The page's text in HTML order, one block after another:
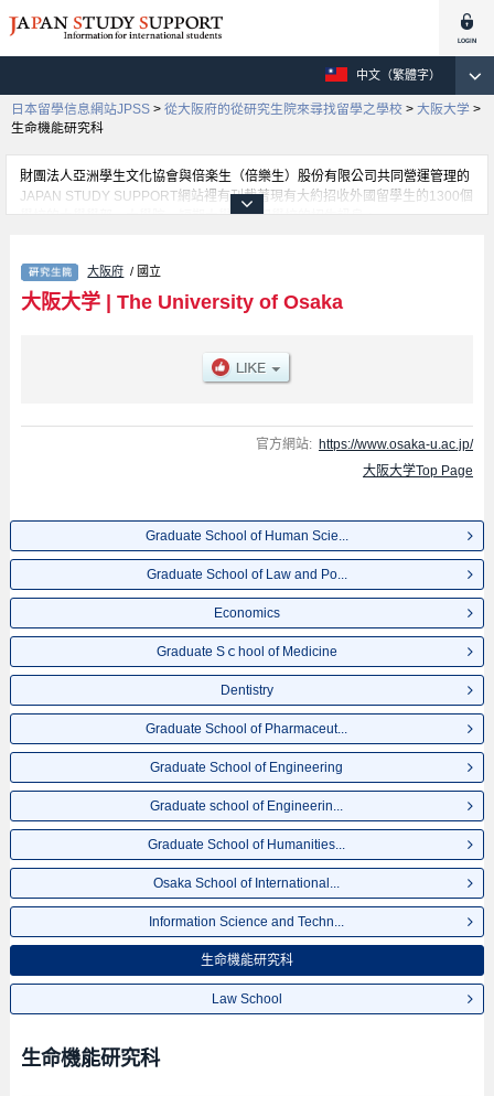
中文（繁體字）
日本留學信息網站JPSS > 從大阪府的從研究生院來尋找留學之學校 > 大阪大学 >
生命機能研究科
財團法人亞洲學生文化協會與倍楽生（倍樂生）股份有限公司共同營運管理的
JAPAN STUDY SUPPORT網站裡有刊載著現有大約招收外國留學生的1300個
學校的大學學部、大學院、短期大學、專門學校的招生訊息。
ｃhool of Medicine、Dentistry、Graduate School of Pharmaceutical
Sciences、Graduate School of Engineering、Graduate school of
Engineering Science、Graduate School of Humanities (Division of
Information Science and Technology、生命機能研究科、Law School等各別
研究科的不同訊息，以及招收名額、合格人數等考試資訊、設施介紹、聯絡方
大阪府 / 國立
大阪大学| The University of Osaka
官方網站: https://www.osaka-u.ac.jp/
大阪大学Top Page
Graduate School of Human Scie...
Graduate School of Law and Po...
Economics
Graduate Sｃhool of Medicine
Dentistry
Graduate School of Pharmaceut...
Graduate School of Engineering
Graduate school of Engineerin...
Graduate School of Humanities...
Osaka School of International...
Information Science and Techn...
生命機能研究科
Law School
生命機能研究科